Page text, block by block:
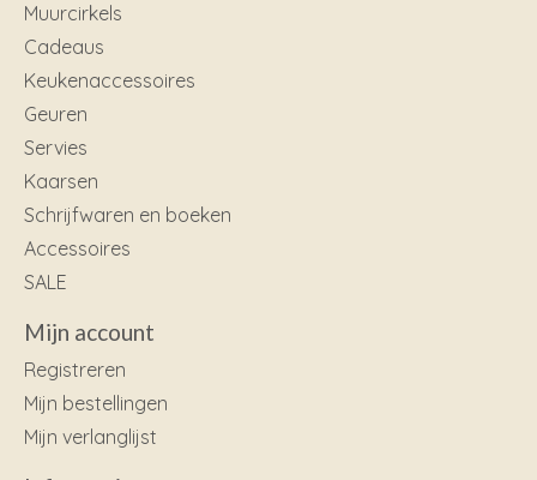
Muurcirkels
Cadeaus
Keukenaccessoires
Geuren
Servies
Kaarsen
Schrijfwaren en boeken
Accessoires
SALE
Mijn account
Registreren
Mijn bestellingen
Mijn verlanglijst